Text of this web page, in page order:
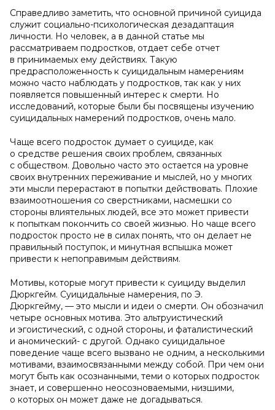
Справедливо заметить, что основной причиной суицида
служит социально-психологическая дезадаптация
личности. Но человек, а в данной статье мы
рассматриваем подростков, отдает себе отчет
в принимаемых ему действиях. Такую
предрасположенность к суицидальным намерениям
можно часто наблюдать у подростков, так как у них
появляется повышенный интерес к смерти. Но
исследований, которые были бы посвящены изучению
суицидальных намерений подростков, очень мало.
Чаще всего подросток думает о суициде, как
о средстве решения своих проблем, связанных
с обществом. Довольно часто это остается на уровне
своих внутренних переживание и мыслей, но у многих
эти мысли перерастают в попытки действовать. Плохие
взаимоотношения со сверстниками, насмешки со
стороны влиятельных людей, все это может привести
к попыткам покончить со своей жизнью. Но чаще всего
подросток просто не в силах понять, что он делает не
правильный поступок, и минутная вспышка может
привести к непоправимым действиям.
Мотивы, которые могут привести к суициду выделил
Дюркгейм. Суицидальные намерения, по Э.
Дюркгейму, — это мысли и идеи о смерти. Он обозначил
четыре основных мотива. Это альтруистический
и эгоистический, с одной стороны, и фаталистический
и аномический- с другой. Однако суицидальное
поведение чаще всего вызвано не одним, а несколькими
мотивами, взаимосвязанными между собой. При чем они
могут быть как осознанными, теми о которых подросток
знает, и совершенно неосозноваемыми, низшими,
о которых он может даже не догадываться.